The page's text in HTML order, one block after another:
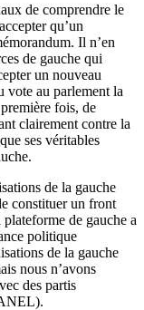
de comprendre le
qu’un
Il n’en
de gauche qui
un nouveau
vote au parlement la
fois, de
clairement contre la
ses véritables
de la gauche
constituer un front
de gauche a
politique
de la gauche
nous n’avons
des partis